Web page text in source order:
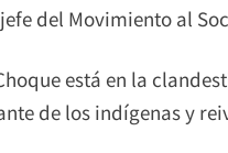
del Movimiento al
está en la
de los indígenas y